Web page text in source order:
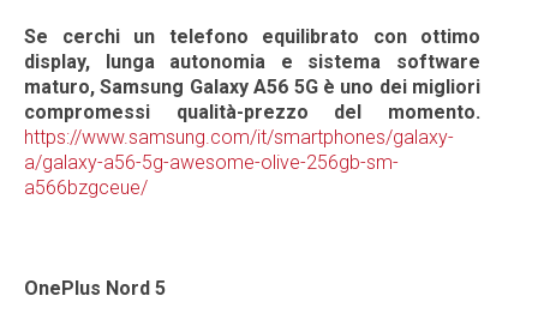
Se cerchi un telefono equilibrato con ottimo
display, lunga autonomia e sistema software
maturo, Samsung Galaxy A56 5G è uno dei migliori
compromessi qualità-prezzo del momento.
https://www.samsung.com/it/smartphones/galaxy-
a/galaxy-a56-5g-awesome-olive-256gb-sm-
a566bzgceue/
OnePlus Nord 5